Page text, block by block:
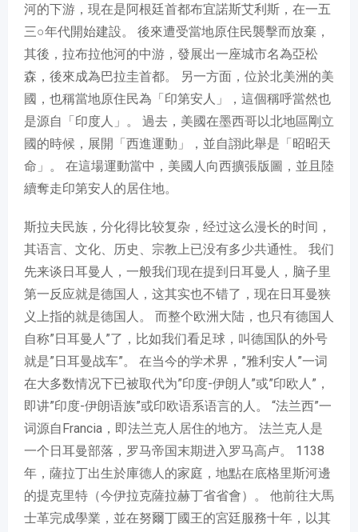
河的下游，現在是阿根廷首都布宜諾斯艾利斯，在一五
三○年代開始建設。 後來遭受當地原住民襲擊而放棄，
其後，拉布拉他河的中游，發展出一座城市名為亞松
森，後來成為巴拉圭首都。 另一方面，位於北美洲的美
國，也稱當地原住民為「印第安人」，這個稱呼當然也
是源自「印度人」。 過去，美國在墨西哥以北地區剛立
國的時候，展開「西進運動」，並自詡此舉是「昭昭天
命」。 在這場運動當中，美國人向西擴張版圖，並且陸
續奪走印第安人的居住地。
斯拉夫民族，分化得比较复杂，经过这么漫长的时间，
其语言、文化、历史、宗教上已没有多少共通性。 我们
先来谈日耳曼人，一般我们现在提到日耳曼人，脑子里
第一反应就是德国人，这其实也不错了，现在日耳曼狭
义上指的就是德国人。 而整个欧洲大陆，也只有德国人
自称”日耳曼人”了，比如我们看足球，叫德国队的外号
就是”日耳曼战车”。 在当今的学术界，”雅利安人”一词
在大多数情况下已被取代为”印度-伊朗人”或”印欧人”，
即讲”印度-伊朗语族”或印欧语系语言的人。 “法兰西”一
词源自Francia，即法兰克人居住的地方。 法兰克人是
一个日耳曼部落，罗马帝国末期进入罗马高卢。 1138
年，薩拉丁出生於庫德人的家庭，地點在底格里斯河邊
的提克里特（今伊拉克薩拉赫丁省省會）。 他前往大馬
士革完成學業，並在努爾丁國王的宮廷服務十年，以其